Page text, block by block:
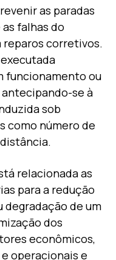
as paradas
falhas do
reparos corretivos.
funcionamento ou
se à
sob
como número de
relacionada as
para a redução
degradação de um
dos
econômicos,
operacionais e